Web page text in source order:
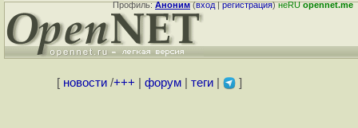
Профиль:Аноним(вход|регистрация)неRUopennet.me
[ новости/+++ форум| теги| ]